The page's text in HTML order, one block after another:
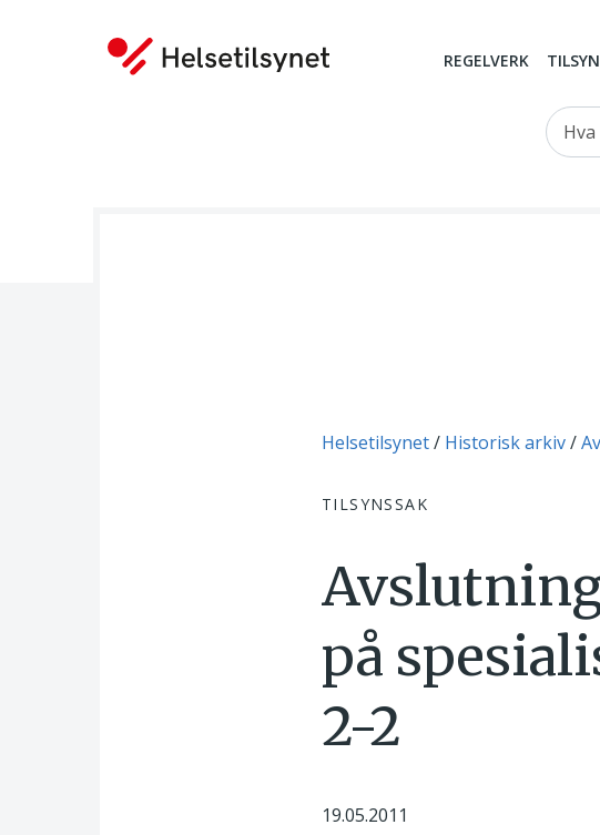
REGELVERK TILSYN
Hva
Du er her:
Helsetilsynet Historisk arkiv
TILSYNSSAK
på
2-2
19.05.2011